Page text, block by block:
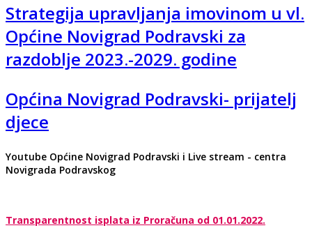
Strategija upravljanja imovinom u vl.
Općine Novigrad Podravski za
razdoblje 2023.-2029. godine
Općina Novigrad Podravski- prijatelj
djece
Youtube Općine Novigrad Podravski i Live stream - centra
Novigrada Podravskog
Transparentnost isplata iz Proračuna od 01.01.2022.